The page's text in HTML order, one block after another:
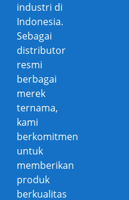
industri di
Indonesia.
Sebagai
distributor
resmi
berbagai
merek
ternama,
kami
berkomitmen
untuk
memberikan
produk
berkualitas